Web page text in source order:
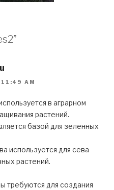
AM
в аграрном
растений.
базой для зеленных
используется для сева
растений.
требуются для создания